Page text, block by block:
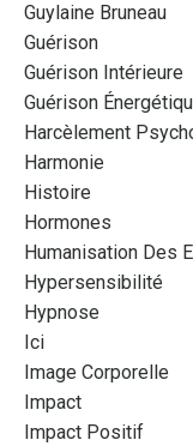
Guylaine Bruneau
Guérison
Guérison Intérieure
Guérison
Harcèlement
Harmonie
Histoire
Hormones
Humanisation Des
Hypersensibilité
Hypnose
Ici
Image Corporelle
Impact
Impact Positif